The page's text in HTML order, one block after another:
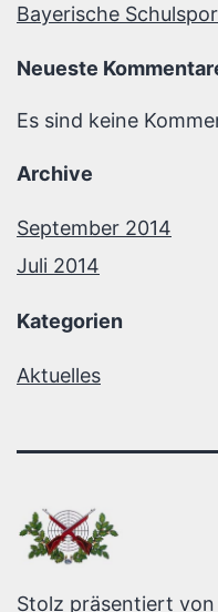
Bayerische
Neueste
Es sind keine
Archive
September 2014
Juli 2014
Kategorien
Aktuelles
Stolz präsentiert von